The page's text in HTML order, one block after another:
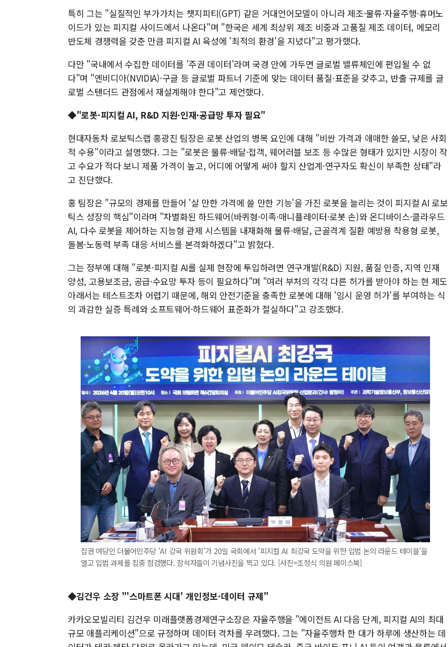
특히 그는 "실질적인 부가가치는 챗지피티(GPT) 같은 거대언어모델이 아니라 제조·물류·자율주행·휴머노
이드가 있는 피지컬 사이드에서 나온다"며 "한국은 세계 최상위 제조 비중과 고품질 제조 데이터, 메모리
반도체 경쟁력을 갖춘 만큼 피지컬 AI 육성에 '최적의 환경'을 지녔다"고 평가했다.
다만 "국내에서 수집한 데이터를 '주권 데이터'라며 국경 안에 가두면 글로벌 밸류체인에 편입될 수 없
다"며 "엔비디아(NVIDIA)·구글 등 글로벌 파트너 기준에 맞는 데이터 품질·표준을 갖추고, 반출 규제를 글
로벌 스탠더드 관점에서 재설계해야 한다"고 제언했다.
◆"로봇·피지컬 AI, R&D 지원·인재·공급망 투자 필요"
현대자동차 로보틱스랩 홍광진 팀장은 로봇 산업의 병목 요인에 대해 "비싼 가격과 애매한 쓸모, 낮은 사회
적 수용"이라고 설명했다. 그는 "로봇은 물류·배달·접객, 웨어러블 보조 등 수많은 형태가 있지만 시장이 작
고 수요가 적다 보니 제품 가격이 높고, 어디에 어떻게 써야 할지 산업계·연구자도 확신이 부족한 상태"라
고 진단했다.
홍 팀장은 "규모의 경제를 만들어 '살 만한 가격에 쓸 만한 기능'을 가진 로봇을 늘리는 것이 피지컬 AI 로보
틱스 성장의 핵심"이라며 "차별화된 하드웨어(바퀴형·이족·매니퓰레이터·로봇 손)와 온디바이스·클라우드
AI, 다수 로봇을 제어하는 지능형 관제 시스템을 내재화해 물류·배달, 근골격계 질환 예방용 착용형 로봇,
돌봄·노동력 부족 대응 서비스를 본격화하겠다"고 밝혔다.
그는 정부에 대해 "로봇·피지컬 AI를 실제 현장에 투입하려면 연구개발(R&D) 지원, 품질 인증, 지역 인재
양성, 고용보조금, 공급·수요망 투자 등이 필요하다"며 "여러 부처의 각각 다른 허가를 받아야 하는 현 제도
아래서는 테스트조차 어렵기 때문에, 해외 안전기준을 충족한 로봇에 대해 '임시 운영 허가'를 부여하는 식
의 과감한 실증 특례와 소프트웨어·하드웨어 표준화가 절실하다"고 강조했다.
집권 여당인 더불어민주당 'AI 강국 위원회'가 20일 국회에서 '피지컬 AI 최강국 도약을 위한 입법 논의 라운드 테이블'을
열고 입법 과제를 집중 점검했다. 참석자들이 기념사진을 찍고 있다. [사진=조정식 의원 페이스북]
◆김건우 소장 "'스마트폰 시대' 개인정보·데이터 규제"
카카오모빌리티 김건우 미래플랫폼경제연구소장은 자율주행을 "에이전트 AI 다음 단계, 피지컬 AI의 최대
규모 애플리케이션"으로 규정하며 데이터 격차를 우려했다. 그는 "자율주행차 한 대가 하루에 생산하는 데